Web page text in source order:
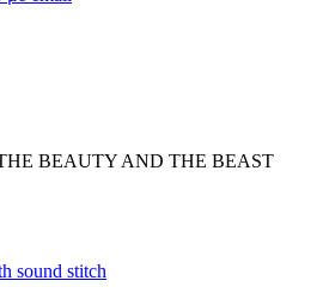
BEAUTY AND THE BEAST
sound stitch